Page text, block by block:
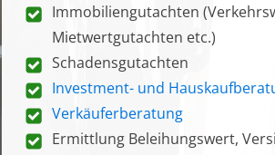
Immobiliengutachten
Mietwertgutachten etc.)
Schadensgutachten
Investment- und
Verkäuferberatung
Ermittlung Beleihungswert,